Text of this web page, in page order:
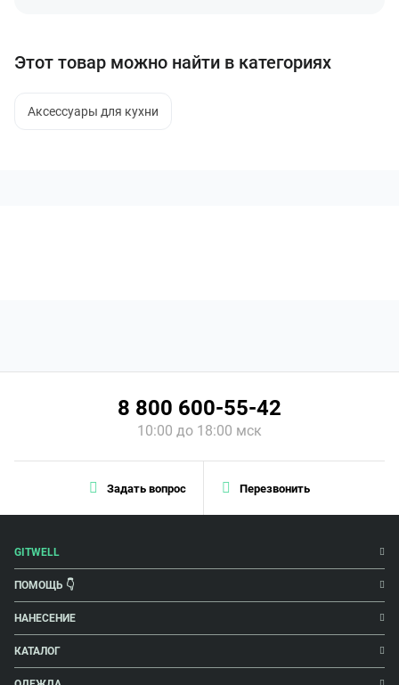
Этот товар можно найти в категориях
Аксессуары для кухни
Задать вопрос Перезвонить
8 800 600-55-42
10:00 до 18:00 мск
GITWELL
ПОМОЩЬ 👇
НАНЕСЕНИЕ
КАТАЛОГ